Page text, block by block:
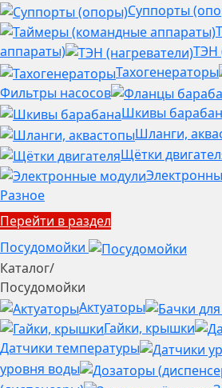
Суппорты
аппараты)
ТЭН
Тахогенераторы
Фильтры насосов
Шкивы
Шланги,
Щётки
Разное
Перейти в раздел
Посудомойки
Каталог/
Посудомойки
Актуаторы
Гайки, крышки
Датчики температуры
уровня воды